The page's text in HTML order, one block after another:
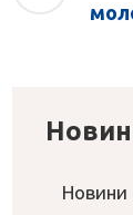
Новини